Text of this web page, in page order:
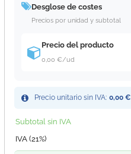
Desglose de costes
Precios por unidad y subtotal
Precio del producto
0,00 €/ud
Precio unitario sin IVA: 0,00 €
Subtotal sin IVA
IVA (21%)